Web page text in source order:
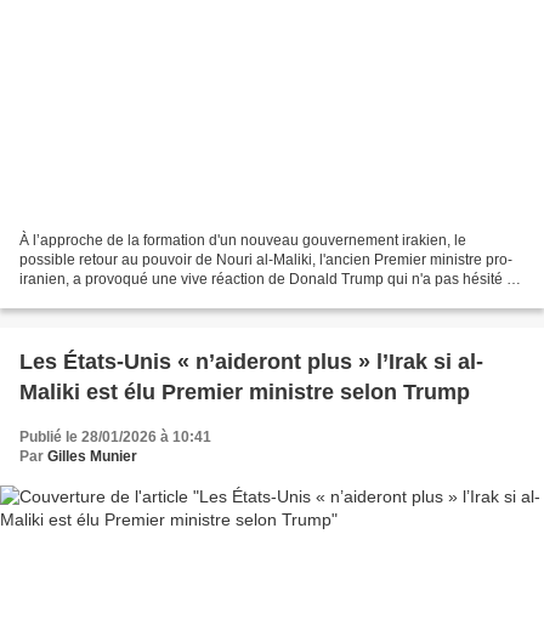
À l’approche de la formation d'un nouveau gouvernement irakien, le
possible retour au pouvoir de Nouri al-Maliki, l'ancien Premier ministre pro-
iranien, a provoqué une vive réaction de Donald Trump qui n'a pas hésité à
Les États-Unis « n’aideront plus » l’Irak si al-
Maliki est élu Premier ministre selon Trump
Publié le 28/01/2026 à 10:41
Par Gilles Munier